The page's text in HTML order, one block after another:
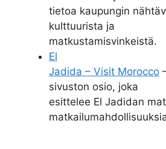
tietoa kaupungin
kulttuurista ja
matkustamisvinkeistä.
El
Jadida – Visit Morocco
sivuston osio, joka
esittelee El Jadidan